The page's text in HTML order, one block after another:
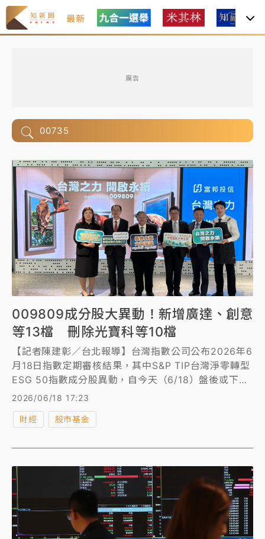
最新
廣告
00735
009809成分股大異動！新增廣達、創意
等13檔 刪除光寶科等10檔
【記者陳建彰／台北報導】台灣指數公司公布2026年6
月18日指數定期審核結果，其中S&P TIP台灣淨零轉型
ESG 50指數成分股異動，自今天（6/18）盤後或下周
一開盤起生效。
2026/06/18 17:23
財經 股市基金